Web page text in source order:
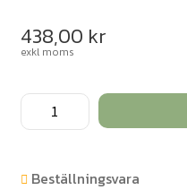
438,00 kr
exkl moms
2-
Pentanol
mängd
Beställningsvara